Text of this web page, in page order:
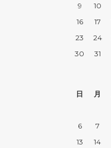
9
10
16
17
23
24
30
31
日
月
6
7
13
14